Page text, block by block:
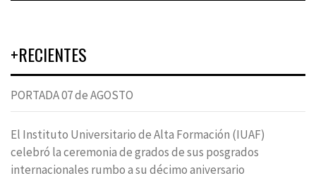
+RECIENTES
PORTADA 07 de AGOSTO
El Instituto Universitario de Alta Formación (IUAF)
celebró la ceremonia de grados de sus posgrados
internacionales rumbo a su décimo aniversario